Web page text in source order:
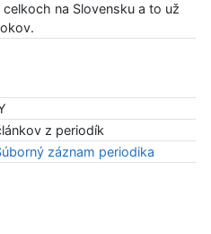
na Slovensku a to už
z periodík
záznam periodika